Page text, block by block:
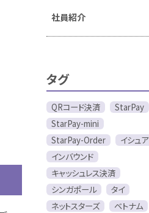
社員紹介
タグ
QRコード決済
StarPay
StarPay-mini
StarPay-Order
イシュア
インバウンド
キャッシュレス決済
シンガポール
タイ
ネットスターズ
ベトナム